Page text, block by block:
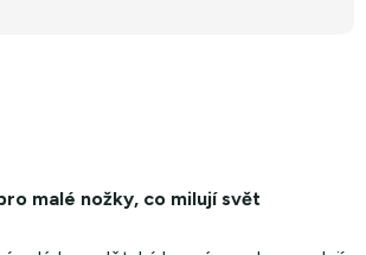
malé nožky, co milují svět